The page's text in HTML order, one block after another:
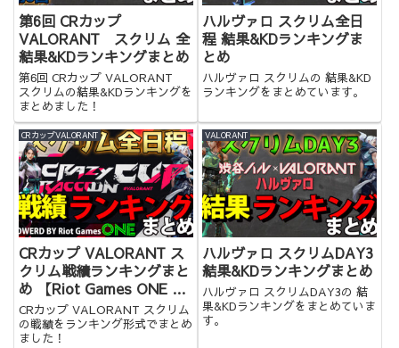
第6回 CRカップ
VALORANT スクリム 全
結果&KDランキングまとめ
第6回 CRカップ VALORANT
スクリムの結果&KDランキングを
まとめました！
ハルヴァロ スクリム全日
程 結果&KDランキングま
とめ
ハルヴァロ スクリムの 結果&KD
ランキングをまとめています。
CRカップVALORANT
CRカップ VALORANT ス
クリム戦績ランキングまと
め 【Riot Games ONE x
Crazy Raccoon Cup
Special】
CRカップ VALORANT スクリム
の戦績をランキング形式でまとめ
ました！
VALORANT
ハルヴァロ スクリムDAY3
結果&KDランキングまとめ
ハルヴァロ スクリムDAY3の 結
果&KDランキングをまとめていま
す。